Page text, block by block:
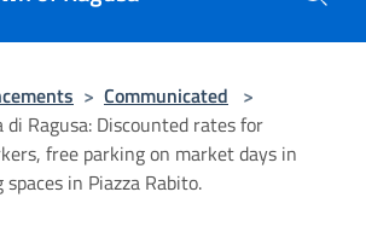
> Communicated >
Ragusa: Discounted rates for
free parking on market days in
in Piazza Rabito.